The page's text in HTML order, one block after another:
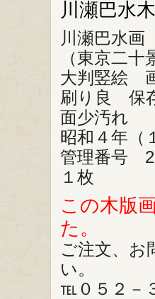
川瀬巴水
川瀬巴水
（東京二
大判竪絵
刷り良 保
面少汚れ
昭和４年（
管理番号
１枚
この木版
た。
ご注文、お
い。
℡０５２－